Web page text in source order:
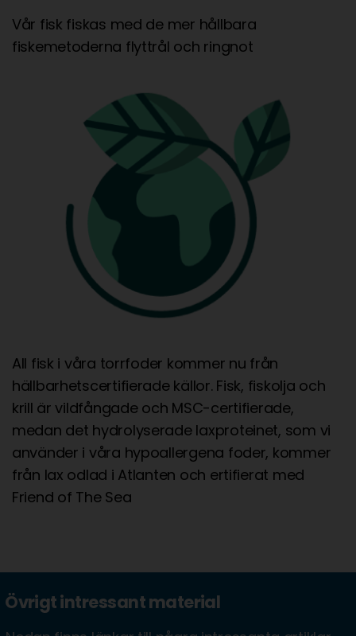
Vår fisk fiskas med de mer hållbara
fiskemetoderna flyttrål och ringnot
All fisk i våra torrfoder kommer nu från
hällbarhetscertifierade källor. Fisk, fiskolja och
krill är vildfångade och MSC-certifierade,
medan det hydrolyserade laxproteinet, som vi
använder i våra hypoallergena foder, kommer
från lax odlad i Atlanten och ertifierat med
Friend of The Sea
Övrigt intressant material